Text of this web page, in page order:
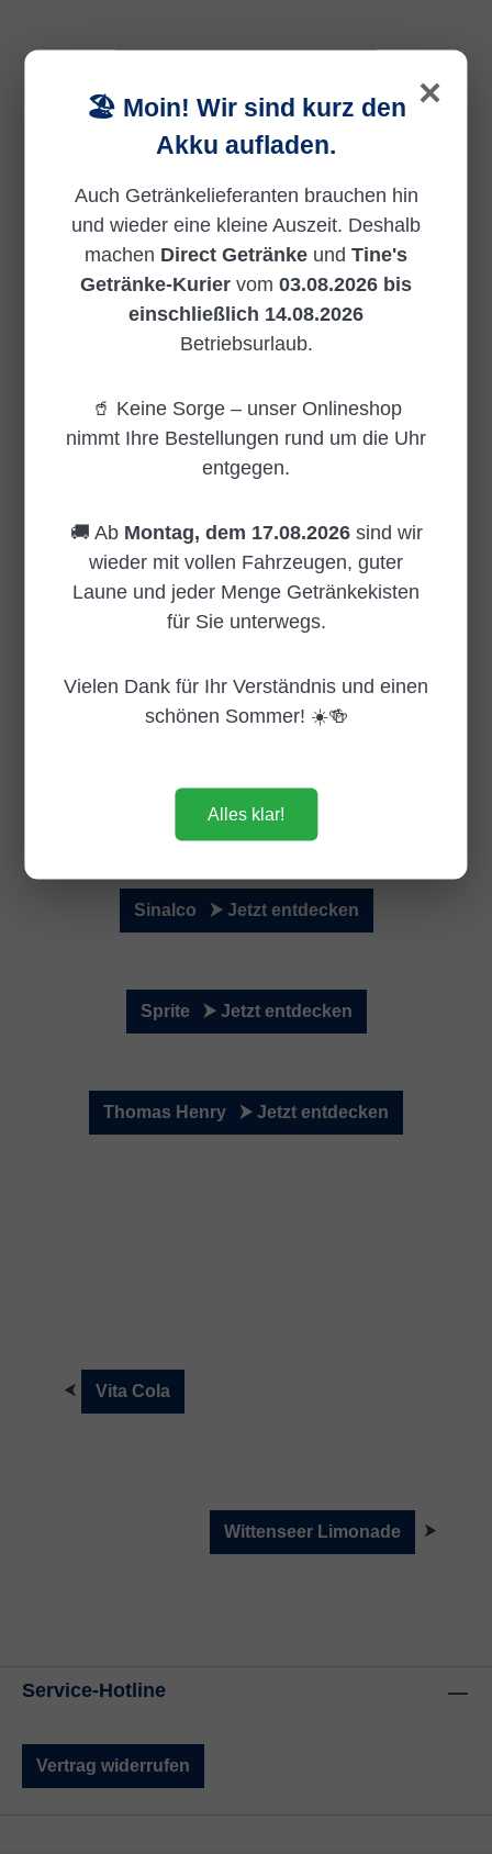
LemonAid ⮞ Jetzt entdecken
Magnus Lomonaden ⮞ Jetzt entdecken
Mezzo Mix ⮞ Jetzt entdecken
Orangina ⮞ Jetzt entdecken
Sinalco ⮞ Jetzt entdecken
Sprite ⮞ Jetzt entdecken
Thomas Henry ⮞ Jetzt entdecken
⮜ Vita Cola
Wittenseer Limonade ⮞
Service-Hotline
Vertrag widerrufen
×
🏖️ Moin! Wir sind kurz den
Akku aufladen.
Auch Getränkelieferanten brauchen hin
und wieder eine kleine Auszeit. Deshalb
machen Direct Getränke und Tine's
Getränke-Kurier vom 03.08.2026 bis
einschließlich 14.08.2026
Betriebsurlaub.
🥤 Keine Sorge – unser Onlineshop
nimmt Ihre Bestellungen rund um die Uhr
entgegen.
🚚 Ab Montag, dem 17.08.2026sind wir
wieder mit vollen Fahrzeugen, guter
Laune und jeder Menge Getränkekisten
für Sie unterwegs.
Vielen Dank für Ihr Verständnis und einen
schönen Sommer! ☀️🍻
Alles klar!